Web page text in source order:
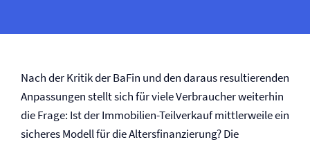
Nach der Kritik der BaFin und den daraus resultierenden
Anpassungen stellt sich für viele Verbraucher weiterhin
die Frage: Ist der Immobilien-Teilverkauf mittlerweile ein
sicheres Modell für die Altersfinanzierung? Die